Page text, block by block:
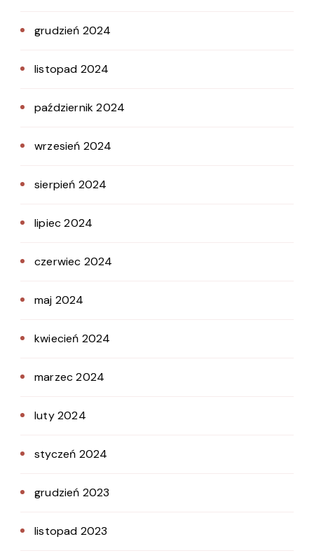
grudzień 2024
listopad 2024
październik 2024
wrzesień 2024
sierpień 2024
lipiec 2024
czerwiec 2024
maj 2024
kwiecień 2024
marzec 2024
luty 2024
styczeń 2024
grudzień 2023
listopad 2023